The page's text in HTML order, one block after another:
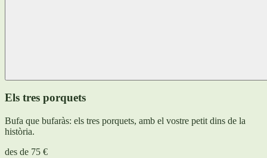
Els tres porquets
Bufa que bufaràs: els tres porquets, amb el vostre petit dins de la
història.
des de 75 €